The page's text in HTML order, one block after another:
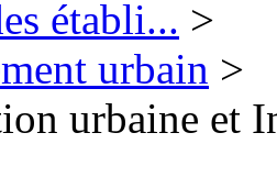
établi... >
urbain >
urbaine et